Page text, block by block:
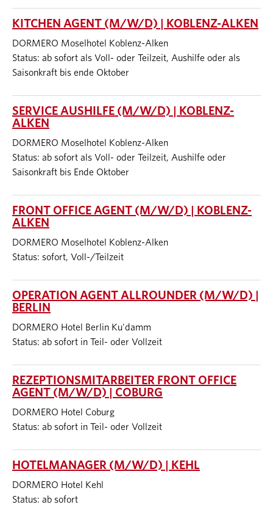
KITCHEN AGENT (M/W/D) | KOBLENZ-ALKEN
DORMERO Moselhotel Koblenz-Alken
Status: ab sofort als Voll- oder Teilzeit, Aushilfe oder als
Saisonkraft bis ende Oktober
SERVICE AUSHILFE (M/W/D) | KOBLENZ-
ALKEN
DORMERO Moselhotel Koblenz-Alken
Status: ab sofort als Voll- oder Teilzeit, Aushilfe oder
Saisonkraft bis Ende Oktober
FRONT OFFICE AGENT (M/W/D) | KOBLENZ-
ALKEN
DORMERO Moselhotel Koblenz-Alken
Status: sofort, Voll-/Teilzeit
OPERATION AGENT ALLROUNDER (M/W/D) |
BERLIN
DORMERO Hotel Berlin Ku'damm
Status: ab sofort in Teil- oder Vollzeit
REZEPTIONSMITARBEITER FRONT OFFICE
AGENT (M/W/D) | COBURG
DORMERO Hotel Coburg
Status: ab sofort in Teil- oder Vollzeit
HOTELMANAGER (M/W/D) | KEHL
DORMERO Hotel Kehl
Status: ab sofort